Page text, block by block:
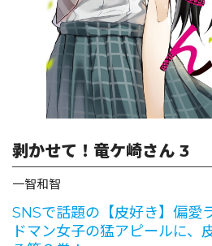
コミックガルド
コミッククリエ
リキューレ
剥かせて！竜ケ崎さん 3
一智和智
SNSで話題の【皮好き】偏愛
ドマン女子の猛アピールに、